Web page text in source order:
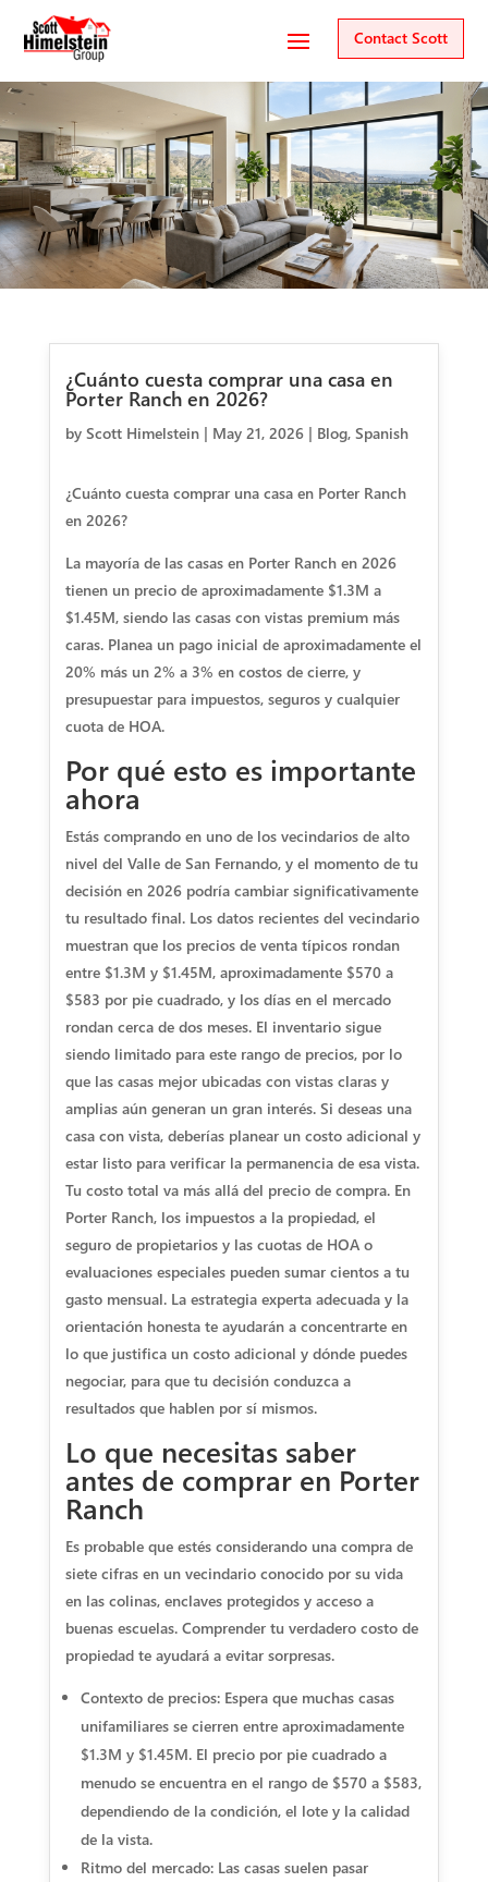
Contact Scott
¿Cuánto cuesta comprar una casa en
Porter Ranch en 2026?
by Scott Himelstein| May 21, 2026| Blog, Spanish
¿Cuánto cuesta comprar una casa en Porter Ranch
en 2026?
La mayoría de las casas en Porter Ranch en 2026
tienen un precio de aproximadamente $1.3M a
$1.45M, siendo las casas con vistas premium más
caras. Planea un pago inicial de aproximadamente el
20% más un 2% a 3% en costos de cierre, y
presupuestar para impuestos, seguros y cualquier
cuota de HOA.
Por qué esto es importante
ahora
Estás comprando en uno de los vecindarios de alto
nivel del Valle de San Fernando, y el momento de tu
decisión en 2026 podría cambiar significativamente
tu resultado final. Los datos recientes del vecindario
muestran que los precios de venta típicos rondan
entre $1.3M y $1.45M, aproximadamente $570 a
$583 por pie cuadrado, y los días en el mercado
rondan cerca de dos meses. El inventario sigue
siendo limitado para este rango de precios, por lo
que las casas mejor ubicadas con vistas claras y
amplias aún generan un gran interés. Si deseas una
casa con vista, deberías planear un costo adicional y
estar listo para verificar la permanencia de esa vista.
Tu costo total va más allá del precio de compra. En
Porter Ranch, los impuestos a la propiedad, el
seguro de propietarios y las cuotas de HOA o
evaluaciones especiales pueden sumar cientos a tu
gasto mensual. La estrategia experta adecuada y la
orientación honesta te ayudarán a concentrarte en
lo que justifica un costo adicional y dónde puedes
negociar, para que tu decisión conduzca a
resultados que hablen por sí mismos.
Lo que necesitas saber
antes de comprar en Porter
Ranch
Es probable que estés considerando una compra de
siete cifras en un vecindario conocido por su vida
en las colinas, enclaves protegidos y acceso a
buenas escuelas. Comprender tu verdadero costo de
propiedad te ayudará a evitar sorpresas.
Contexto de precios: Espera que muchas casas
unifamiliares se cierren entre aproximadamente
$1.3M y $1.45M. El precio por pie cuadrado a
menudo se encuentra en el rango de $570 a $583,
dependiendo de la condición, el lote y la calidad
de la vista.
Ritmo del mercado: Las casas suelen pasar